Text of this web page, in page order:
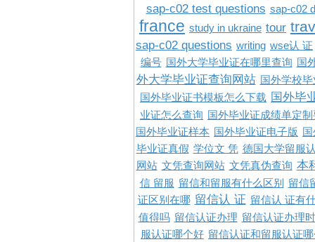
sap-c02 test questions sap-c02
france study in ukraine tour
sap-c02 questions writing wse认 证
编号 国外大学毕业证在哪里查询 国
外大学毕业证查询网站 国外学校
国外毕业证书模板怎么下载 国外毕
业证怎么查询
国外毕业证成绩单定
国外毕业证样本
国外毕业证电子版
毕业证真假 学位文 凭 德国大学留服
网站 文凭查询网站 文凭真伪查询 本
信 留服 留信和留服有什么区别
留信
证区别在哪 留信认 证 留信认 证有
值得吗 留信认证办理 留信认证办理
服认证哪个好 留信认证和留服认证